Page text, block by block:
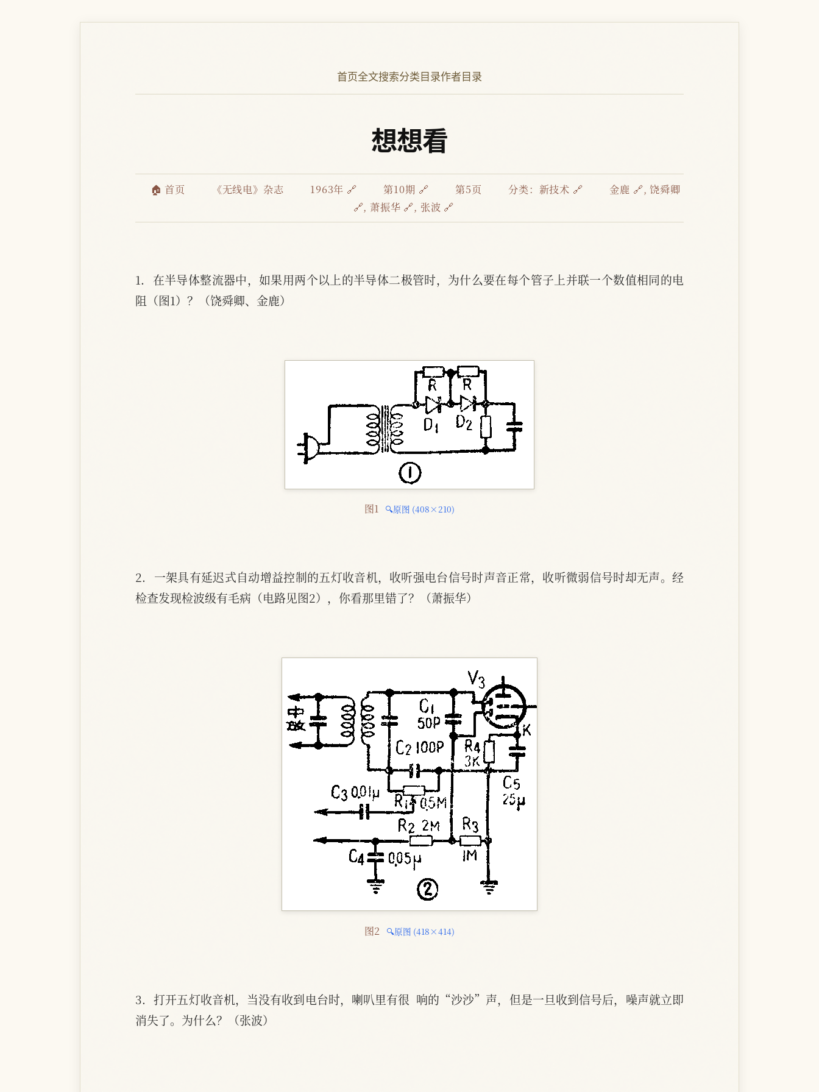
首页全文搜索分类目录作者目录
想想看
🏠 首页 《无线电》杂志 1963年 🔗 第10期 🔗 第5页 分类： 新技术 🔗 金鹿 🔗,饶舜卿
🔗, 萧振华 🔗, 张波 🔗
1．在半导体整流器中，如果用两个以上的半导体二极管时，为什么要在每个管子上并联一个数值相同的电
阻（图1）？（饶舜卿、金鹿）
图1 🔍原图 (408×210)
2．一架具有延迟式自动增益控制的五灯收音机，收听强电台信号时声音正常，收听微弱信号时却无声。经
检查发现检波级有毛病（电路见图2），你看那里错了？（萧振华）
图2 🔍原图 (418×414)
3．打开五灯收音机，当没有收到电台时，喇叭里有很  响的“沙沙”声，但是一旦收到信号后，噪声就立即
消失了。为什么？（张波）